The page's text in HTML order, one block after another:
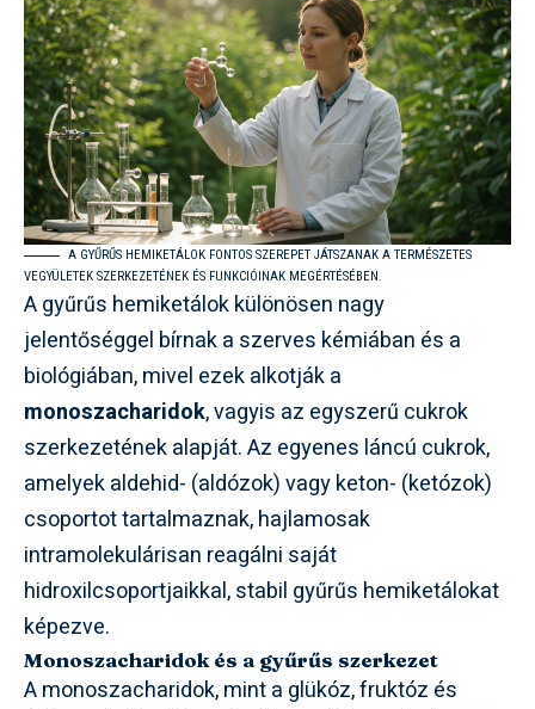
A GYŰRŰS HEMIKETÁLOK FONTOS SZEREPET JÁTSZANAK A TERMÉSZETES
VEGYÜLETEK SZERKEZETÉNEK ÉS FUNKCIÓINAK MEGÉRTÉSÉBEN.
A gyűrűs hemiketálok különösen nagy
jelentőséggel bírnak a szerves kémiában és a
biológiában, mivel ezek alkotják a
monoszacharidok, vagyis az egyszerű cukrok
szerkezetének alapját. Az egyenes láncú cukrok,
amelyek aldehid- (aldózok) vagy keton- (ketózok)
csoportot tartalmaznak, hajlamosak
intramolekulárisan reagálni saját
hidroxilcsoportjaikkal, stabil gyűrűs hemiketálokat
képezve.
Monoszacharidok és a gyűrűs szerkezet
A monoszacharidok, mint a glükóz, fruktóz és